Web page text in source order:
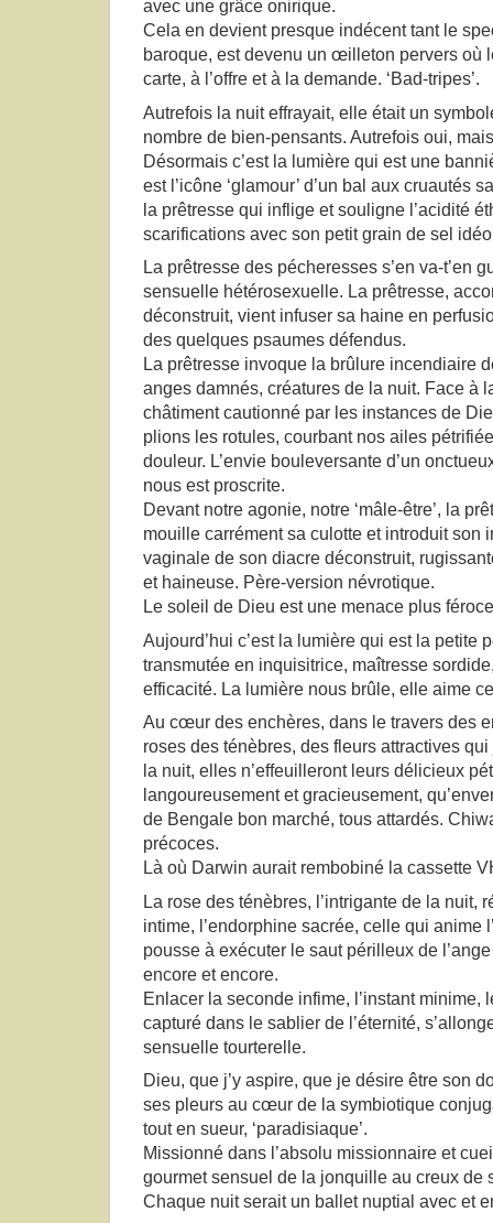
avec une grâce onirique.
Cela en devient presque indécent tant le
baroque, est devenu un œilleton pervers où
carte, à l’offre et à la demande. ‘Bad-tripes’.
Autrefois la nuit effrayait, elle était un
nombre de bien-pensants. Autrefois oui,
Désormais c’est la lumière qui est une
est l’icône ‘glamour’ d’un bal aux cruautés
la prêtresse qui inflige et souligne l’acidité
scarifications avec son petit grain de sel
La prêtresse des pécheresses s’en va-t’en
sensuelle hétérosexuelle. La prêtresse,
déconstruit, vient infuser sa haine en
des quelques psaumes défendus.
La prêtresse invoque la brûlure incendiaire
anges damnés, créatures de la nuit. Face à
châtiment cautionné par les instances de
plions les rotules, courbant nos ailes
douleur. L’envie bouleversante d’un
nous est proscrite.
Devant notre agonie, notre ‘mâle-être’, la
mouille carrément sa culotte et introduit son
vaginale de son diacre déconstruit,
et haineuse. Père-version névrotique.
Le soleil de Dieu est une menace plus
Aujourd’hui c’est la lumière qui est la petite
transmutée en inquisitrice, maîtresse
efficacité. La lumière nous brûle, elle aime
Au cœur des enchères, dans le travers des
roses des ténèbres, des fleurs attractives
la nuit, elles n’effeuilleront leurs délicieux
langoureusement et gracieusement,
de Bengale bon marché, tous attardés.
précoces.
Là où Darwin aurait rembobiné la cassette
La rose des ténèbres, l’intrigante de la nuit,
intime, l’endorphine sacrée, celle qui anime
pousse à exécuter le saut périlleux de
encore et encore.
Enlacer la seconde infime, l’instant minime,
capturé dans le sablier de l’éternité,
sensuelle tourterelle.
Dieu, que j’y aspire, que je désire être son
ses pleurs au cœur de la symbiotique
tout en sueur, ‘paradisiaque’.
Missionné dans l’absolu missionnaire et
gourmet sensuel de la jonquille au creux de
Chaque nuit serait un ballet nuptial avec et